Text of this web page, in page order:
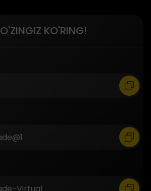
O'ZINGIZ KO'RING!